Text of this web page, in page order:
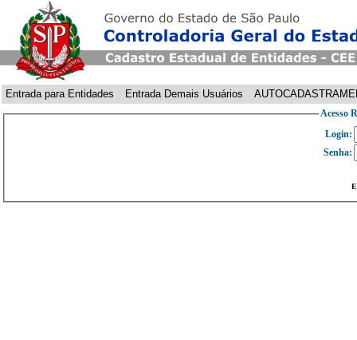
Entrada para Entidades Entrada Demais Usuários
Acesso
Login:
Senha: